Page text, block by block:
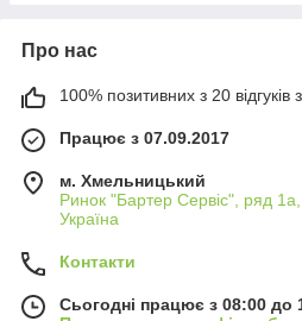
Про нас
100% позитивних з 20 відгуків
Працює з 07.09.2017
м. Хмельницький
Ринок "Бартер Сервіс", ряд
Україна
Контакти
Сьогодні працює з 08:00 до